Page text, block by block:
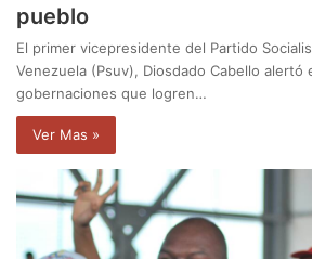
pueblo
El primer vicepresidente del Partido
Venezuela (Psuv), Diosdado Cabello alertó
gobernaciones que logren…
Ver Mas »